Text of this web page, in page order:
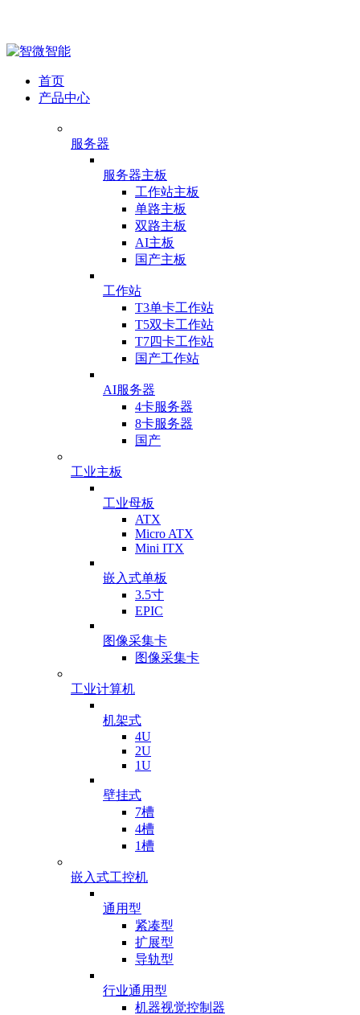
首页
产品中心
服务器
服务器主板
工作站主板
单路主板
双路主板
AI主板
国产主板
工作站
T3单卡工作站
T5双卡工作站
T7四卡工作站
国产工作站
AI服务器
4卡服务器
8卡服务器
国产
工业主板
工业母板
ATX
Micro ATX
Mini ITX
嵌入式单板
3.5寸
EPIC
图像采集卡
图像采集卡
工业计算机
机架式
4U
2U
1U
壁挂式
7槽
4槽
1槽
嵌入式工控机
通用型
紧凑型
扩展型
导轨型
行业通用型
机器视觉控制器